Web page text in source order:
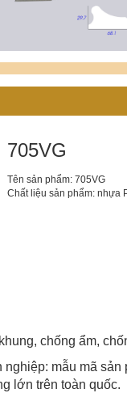
705VG
Tên sản phẩm: 705VG
Chất liệu sản phẩm: nhựa
chống ẩm,
mẫu mã
lớn trên toàn quốc.